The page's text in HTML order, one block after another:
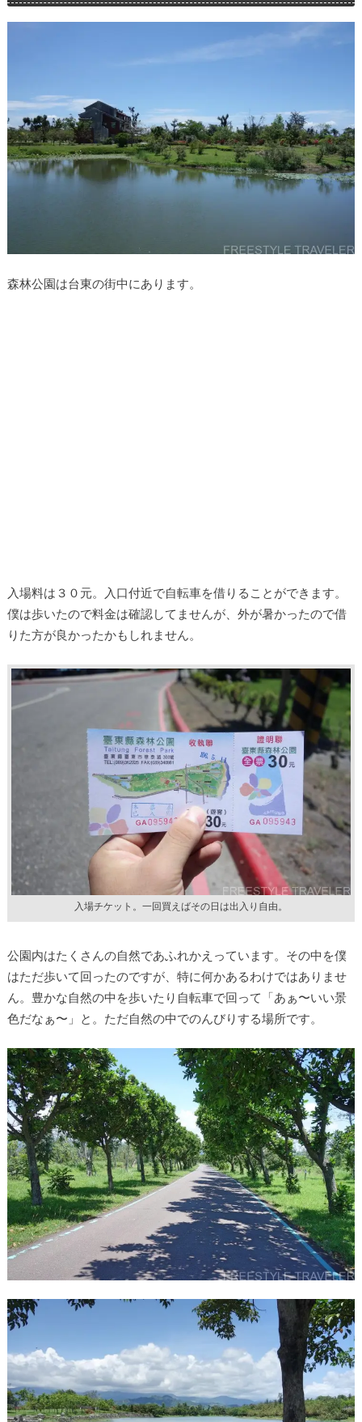
森林公園は台東の街中にあります。
入場料は３０元。入口付近で自転車を借りることができます。
僕は歩いたので料金は確認してませんが、外が暑かったので借
りた方が良かったかもしれません。
入場チケット。一回買えばその日は出入り自由。
公園内はたくさんの自然であふれかえっています。その中を僕
はただ歩いて回ったのですが、特に何かあるわけではありませ
ん。豊かな自然の中を歩いたり自転車で回って「あぁ〜いい景
色だなぁ〜」と。ただ自然の中でのんびりする場所です。